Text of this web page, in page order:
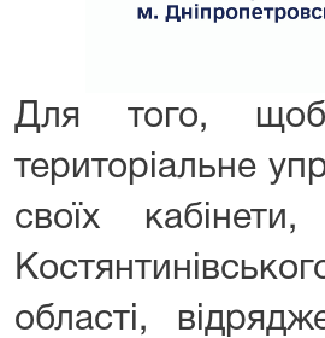
Для того, щоб
територіальне
своїх
області,